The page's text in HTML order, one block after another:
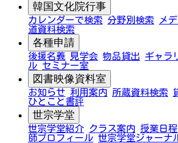
韓国文化院行事
カレンダーで検索 分野別検索 メ
道資料検索
各種申請
後援名義 見学会 物品貸出 ギャラ
ル セミナー室
図書映像資料室
お知らせ 利用案内 所蔵資料検索
ひとこと書評
世宗学堂
世宗学堂紹介 クラス案内 授業日程
師プロフィール 世宗学堂ジャーナ